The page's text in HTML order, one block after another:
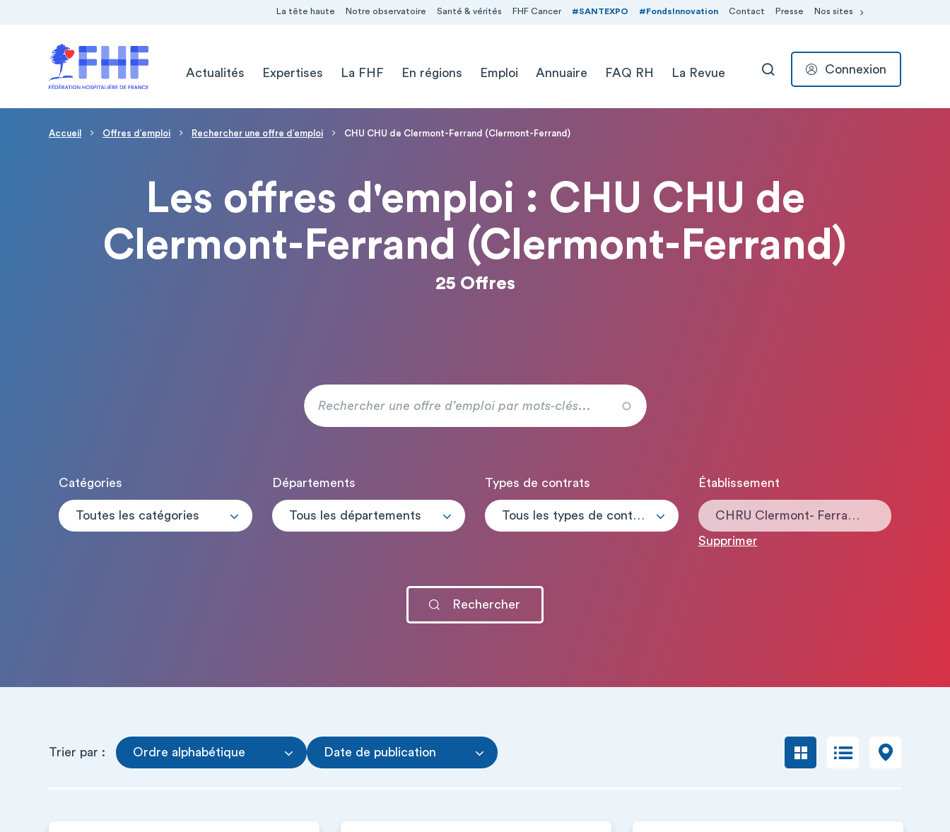
La tête haute Notre observatoire Santé & vérités FHF Cancer #SANTEXPO #FondsInnovation Contact Presse Nos sites
Actualités
Expertises La FHF En régions Emploi Annuaire FAQ RH La Revue RECHERCHER
Connexion
Fil d'Ariane
Accueil Offres d′emploi Rechercher une offre d′emploi CHU CHU de Clermont-Ferrand (Clermont-Ferrand)
Les offres d'emploi : CHU CHU de
Clermont-Ferrand (Clermont-Ferrand)
25 Offres
Catégories
Toutes les catégories
Départements
Tous les départements
Types de contrats
Tous les types de contrats
Établissement
CHRU Clermont- Ferrand CHU Estaing
Supprimer
Trier par : Ordre alphabétique Date de publication